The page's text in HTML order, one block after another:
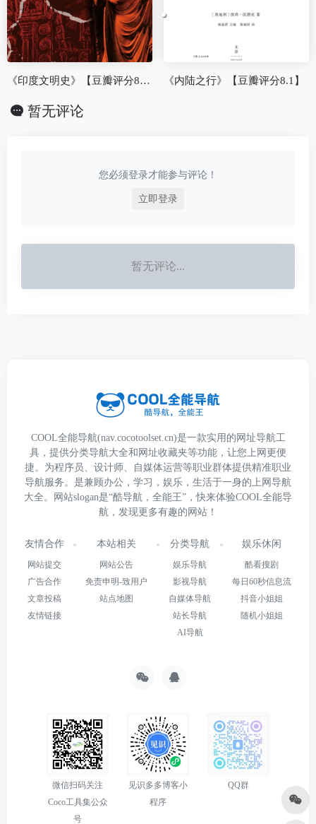
《印度文明史》【豆瓣评分8.9】 《内陆之行》【豆瓣评分8.1】
暂无评论
您必须登录才能参与评论！
立即登录
暂无评论...
COOL全能导航(nav.cocotoolset.cn)是一款实用的网址导航工
具，提供分类导航大全和网址收藏夹等功能，让您上网更便
捷。为程序员、设计师、自媒体运营等职业群体提供精准职业
导航服务。是兼顾办公，学习，娱乐，生活于一身的上网导航
大全。网站slogan是“酷导航，全能王”，快来体验COOL全能导
航，发现更多有趣的网站！
友情合作
网站提交
广告合作
文章投稿
友情链接
本站相关
网站公告
免责申明-致用户
站点地图
分类导航
娱乐导航
影视导航
自媒体导航
站长导航
AI导航
娱乐休闲
酷看搜剧
每日60秒信息流
抖音小姐姐
随机小姐姐
微信扫码关注
Coco工具集公众
号
见识多多博客小
程序
QQ群